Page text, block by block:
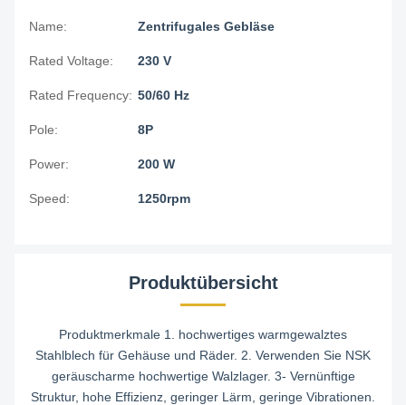
Name: Zentrifugales Gebläse
Rated Voltage: 230 V
Rated Frequency: 50/60 Hz
Pole: 8P
Power: 200 W
Speed: 1250rpm
Produktübersicht
Produktmerkmale 1. hochwertiges warmgewalztes
Stahlblech für Gehäuse und Räder. 2. Verwenden Sie NSK
geräuscharme hochwertige Walzlager. 3- Vernünftige
Struktur, hohe Effizienz, geringer Lärm, geringe Vibrationen.